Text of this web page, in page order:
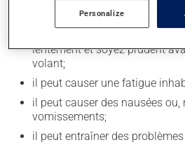
il peut causer de la diarrhée;
lentement et soyez prudent
volant;
il peut causer une fatigue
il peut causer des nausées ou,
vomissements;
il peut entraîner des
Personalize